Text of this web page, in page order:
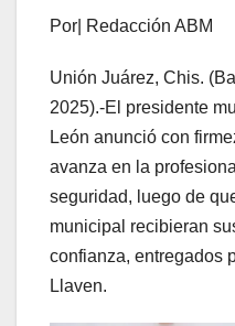
Por| Redacción ABM
Unión Juárez, Chis.
2025).-El presidente
León anunció con
avanza en la
seguridad, luego de
municipal recibieran
confianza, entregados
Llaven.